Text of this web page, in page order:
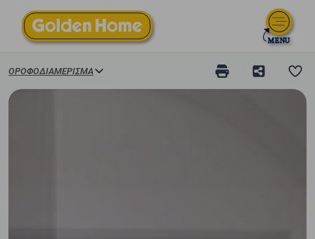
ΟΡΟΦΟΔΙΑΜΈΡΙΣΜΑ